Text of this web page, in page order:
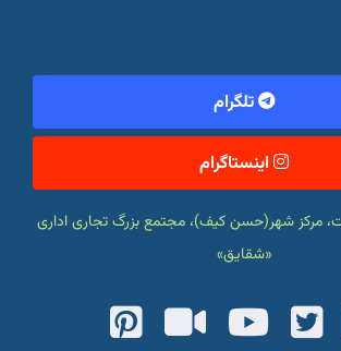
تلگرام
اینستاگرام
مرکز شهر(حسن کیف)، مجتمع بزرگ تجاری اداری
«شقایق»
fab
fab
fas
fab